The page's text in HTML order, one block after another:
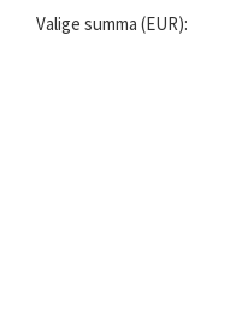
Valige summa (EUR):